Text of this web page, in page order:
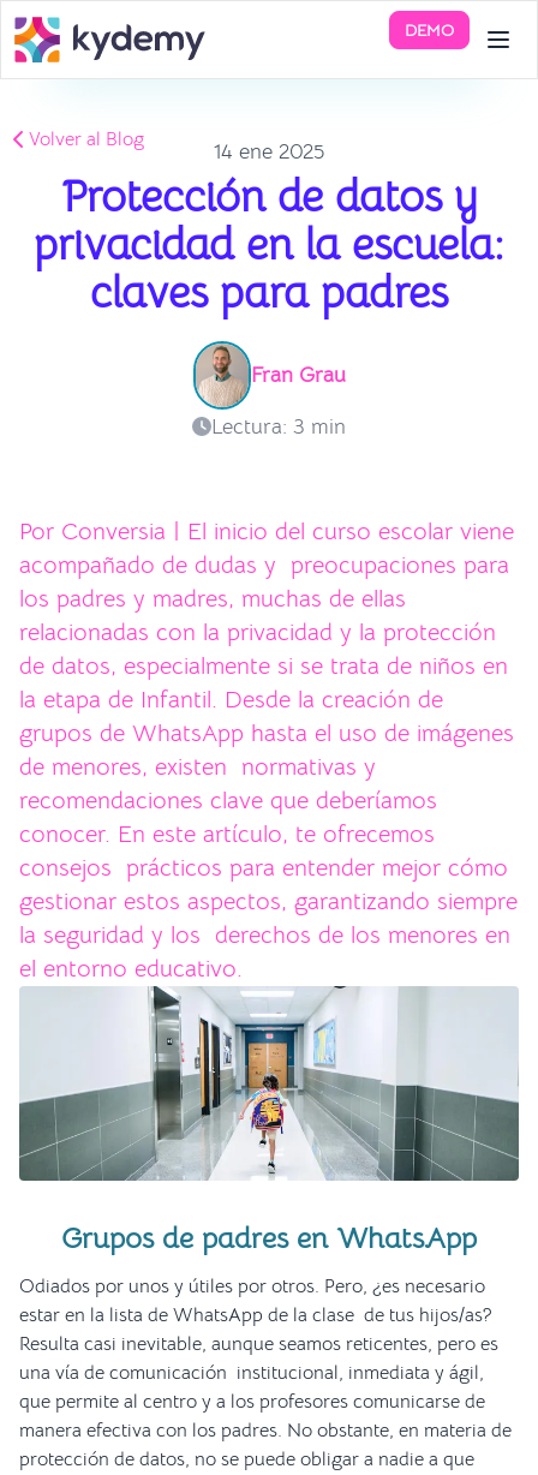
DEMO
Volver al Blog 14 ene 2025
Protección de datos y
privacidad en la escuela:
claves para padres
Fran Grau
Lectura: 3 min
Por Conversia | El inicio del curso escolar viene
acompañado de dudas y preocupaciones para
los padres y madres, muchas de ellas
relacionadas con la privacidad y la protección
de datos, especialmente si se trata de niños en
la etapa de Infantil. Desde la creación de
grupos de WhatsApp hasta el uso de imágenes
de menores, existen normativas y
recomendaciones clave que deberíamos
conocer. En este artículo, te ofrecemos
consejos prácticos para entender mejor cómo
gestionar estos aspectos, garantizando siempre
la seguridad y los derechos de los menores en
el entorno educativo.
Grupos de padres en WhatsApp
Odiados por unos y útiles por otros. Pero, ¿es necesario
estar en la lista de WhatsApp de la clase de tus hijos/as?
Resulta casi inevitable, aunque seamos reticentes, pero es
una vía de comunicación institucional, inmediata y ágil,
que permite al centro y a los profesores comunicarse de
manera efectiva con los padres. No obstante, en materia de
protección de datos, no se puede obligar a nadie a que